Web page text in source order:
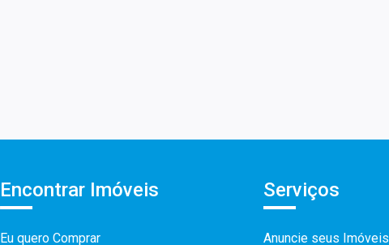
Encontrar Imóveis
Eu quero Comprar
Serviços
Anuncie seus Imóveis